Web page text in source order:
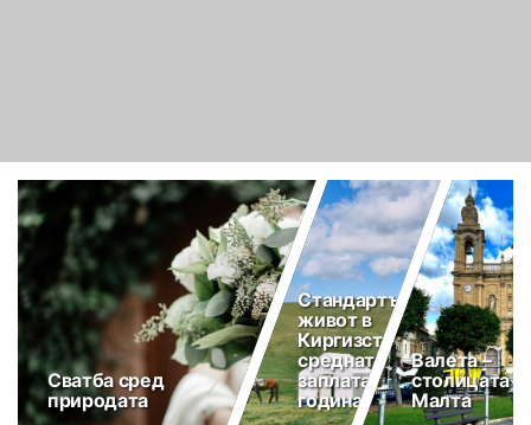
Сватба сред
природата
Стандартът на
живот в
Киргизстан и
средната
заплата (2025
година)
Валета –
столицата
Малта